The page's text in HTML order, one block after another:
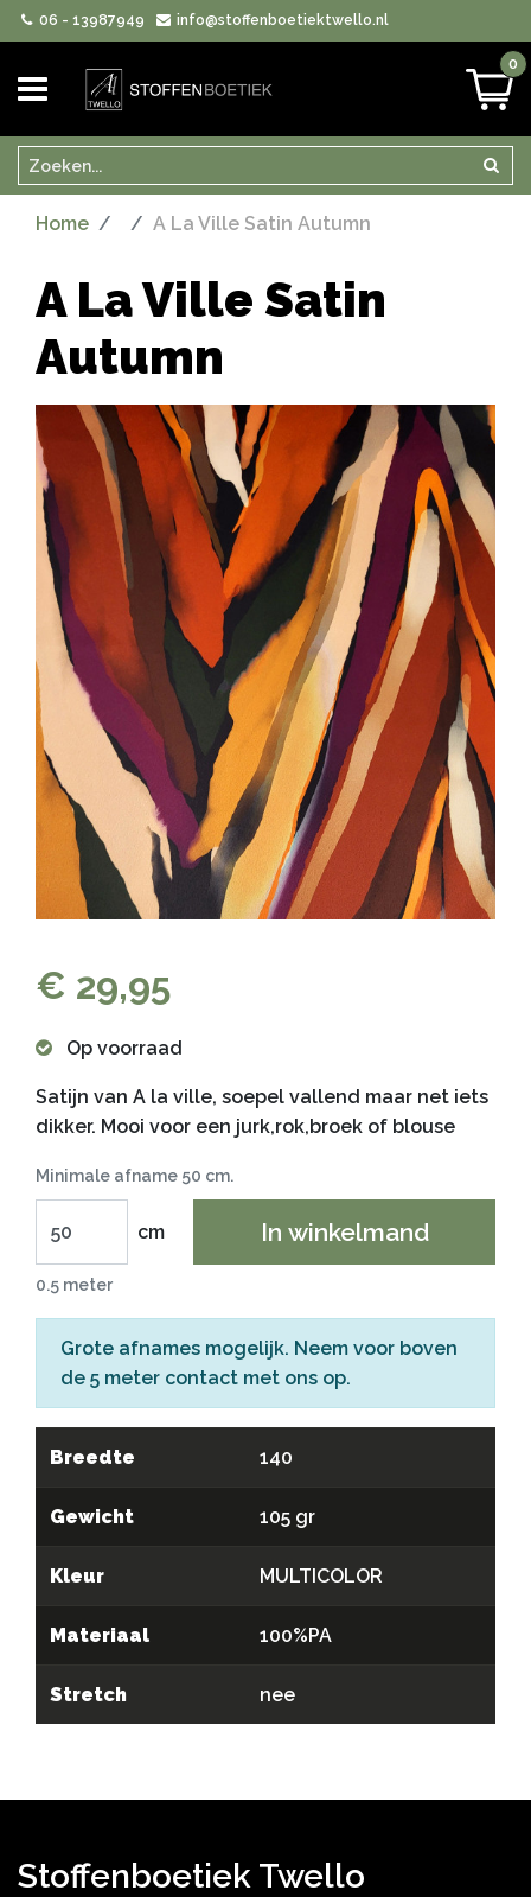
06 - 13987949 info@stoffenboetiektwello.nl
0
Zoeken
Home A La Ville Satin Autumn
A La Ville Satin
Autumn
€ 29,95
Op voorraad
Satijn van A la ville, soepel vallend maar net iets
dikker. Mooi voor een jurk,rok,broek of blouse
Minimale afname 50 cm.
cm In winkelmand
0.5 meter
Grote afnames mogelijk. Neem voor boven
de 5 meter contact met ons op.
Breedte 140
Gewicht 105 gr
Kleur MULTICOLOR
Materiaal 100%PA
Stretch nee
Stoffenboetiek Twello